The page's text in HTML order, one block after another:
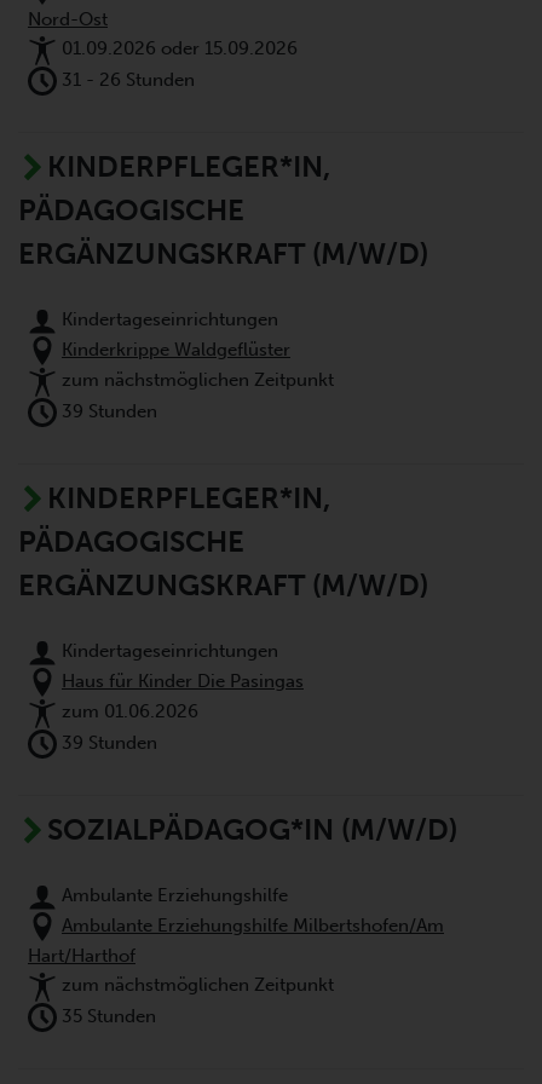
Nord-Ost
01.09.2026 oder 15.09.2026
31 - 26 Stunden
KINDERPFLEGER*IN,
PÄDAGOGISCHE
ERGÄNZUNGSKRAFT (M/W/D)
Kindertageseinrichtungen
Kinderkrippe Waldgeflüster
zum nächstmöglichen Zeitpunkt
39 Stunden
KINDERPFLEGER*IN,
PÄDAGOGISCHE
ERGÄNZUNGSKRAFT (M/W/D)
Kindertageseinrichtungen
Haus für Kinder Die Pasingas
zum 01.06.2026
39 Stunden
SOZIALPÄDAGOG*IN (M/W/D)
Ambulante Erziehungshilfe
Ambulante Erziehungshilfe Milbertshofen/Am
Hart/Harthof
zum nächstmöglichen Zeitpunkt
35 Stunden